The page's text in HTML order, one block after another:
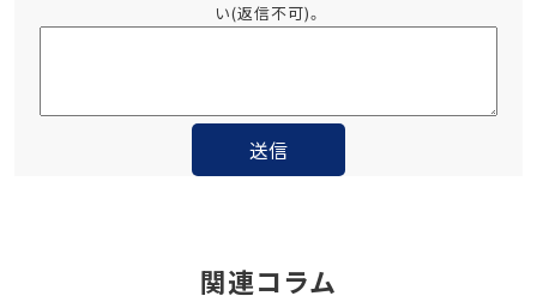
い(返信不可)。
関連コラム